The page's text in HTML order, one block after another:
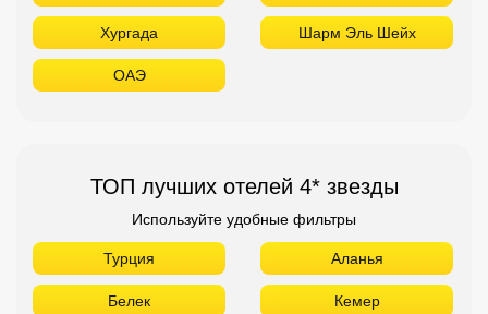
Хургада Шарм Эль Шейх
ОАЭ
ТОП лучших отелей 4* звезды
Используйте удобные фильтры
Турция Аланья
Белек Кемер